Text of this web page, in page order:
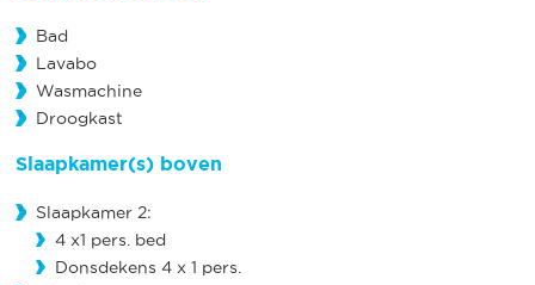
Bad
Lavabo
Wasmachine
Droogkast
Slaapkamer(s) boven
Slaapkamer 2:
4 x1 pers. bed
Donsdekens 4 x 1 pers.